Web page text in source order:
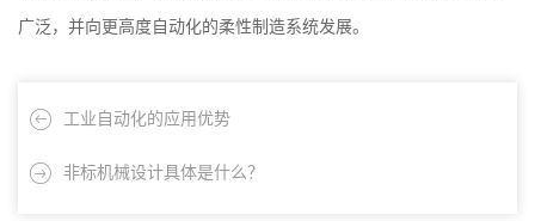
广泛，并向更高度自动化的柔性制造系统发展。
工业自动化的应用优势
非标机械设计具体是什么？